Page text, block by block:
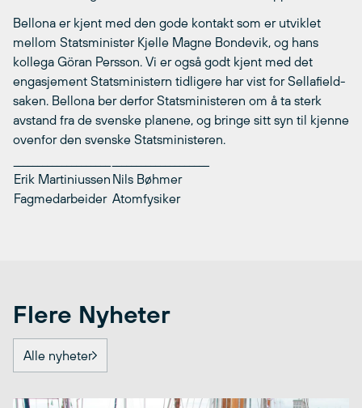
Bellona er kjent med den gode kontakt som er utviklet
mellom Statsminister Kjelle Magne Bondevik, og hans
kollega Göran Persson. Vi er også godt kjent med det
engasjement Statsministern tidligere har vist for Sellafield-
saken. Bellona ber derfor Statsministeren om å ta sterk
avstand fra de svenske planene, og bringe sitt syn til kjenne
ovenfor den svenske Statsministeren.
Erik Martiniussen
Fagmedarbeider
Nils Bøhmer
Atomfysiker
Flere Nyheter
Alle nyheter